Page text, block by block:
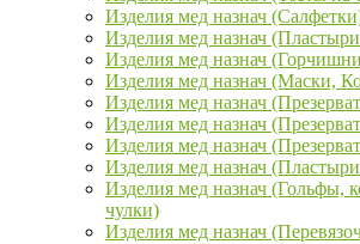
Изделия мед назнач
Изделия мед назнач
Изделия мед назнач
Изделия мед назнач (Маски,
Изделия мед назнач
Изделия мед назнач
Изделия мед назнач
Изделия мед назнач
Изделия мед назнач (Гольфы,
чулки)
Изделия мед назнач